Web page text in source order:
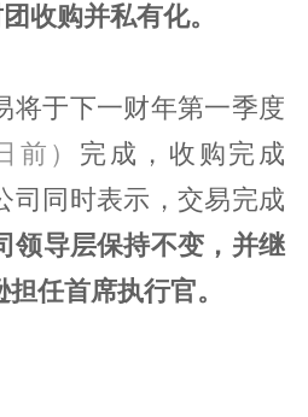
收购并私有化。
将于下一财年第一季度
前） 完成，收购完成
司同时表示，交易完成
领导层保持不变，并继
任首席执行官。